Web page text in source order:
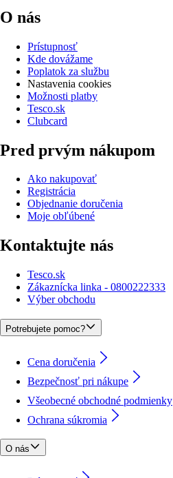
O nás
Prístupnosť
Kde dovážame
Poplatok za službu
Nastavenia cookies
Možnosti platby
Tesco.sk
Clubcard
Pred prvým nákupom
Ako nakupovať
Registrácia
Objednanie doručenia
Moje obľúbené
Kontaktujte nás
Tesco.sk
Zákaznícka linka - 0800222333
Výber obchodu
Potrebujete pomoc?
Cena doručenia
Bezpečnosť pri nákupe
Všeobecné obchodné podmienky
Ochrana súkromia
O nás